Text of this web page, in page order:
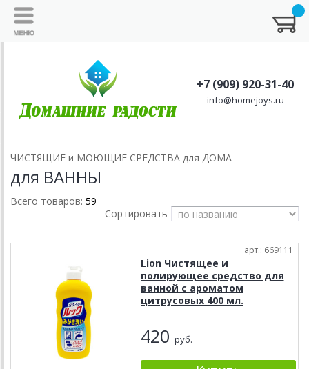
+7 (909) 920-31-40
info@homejoys.ru
ЧИСТЯЩИЕ и МОЮЩИЕ СРЕДСТВА для ДОМА
для ВАННЫ
Всего товаров: 59 |
Сортировать
арт.: 669111
Lion Чистящее и
полирующее средство для
ванной с ароматом
цитрусовых 400 мл.
420 руб.